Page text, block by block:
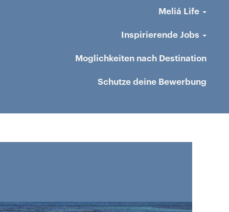
Meliá Life
Inspirierende Jobs
Moglichkeiten nach Destination
Schutze deine Bewerbung